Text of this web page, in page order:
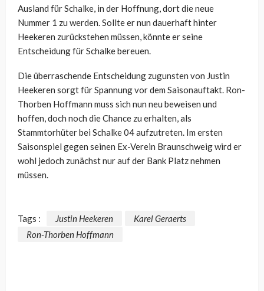
Ausland für Schalke, in der Hoffnung, dort die neue
Nummer 1 zu werden. Sollte er nun dauerhaft hinter
Heekeren zurückstehen müssen, könnte er seine
Entscheidung für Schalke bereuen.
Die überraschende Entscheidung zugunsten von Justin
Heekeren sorgt für Spannung vor dem Saisonauftakt. Ron-
Thorben Hoffmann muss sich nun neu beweisen und
hoffen, doch noch die Chance zu erhalten, als
Stammtorhüter bei Schalke 04 aufzutreten. Im ersten
Saisonspiel gegen seinen Ex-Verein Braunschweig wird er
wohl jedoch zunächst nur auf der Bank Platz nehmen
müssen.
Tags : Justin Heekeren
Karel Geraerts
Ron-Thorben Hoffmann